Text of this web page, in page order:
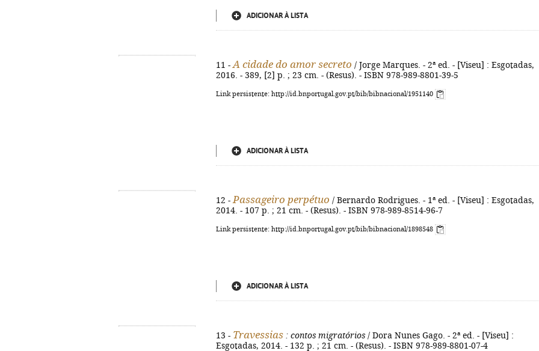
ADICIONAR À LISTA
11 - A cidade do amor secreto / Jorge Marques. - 2ª ed. - [Viseu] : Esgotadas,
2016. - 389, [2] p. ; 23 cm. - (Resus). - ISBN 978-989-8801-39-5
Link persistente: http://id.bnportugal.gov.pt/bib/bibnacional/1951140
ADICIONAR À LISTA
12 - Passageiro perpétuo / Bernardo Rodrigues. - 1ª ed. - [Viseu] : Esgotadas,
2014. - 107 p. ; 21 cm. - (Resus). - ISBN 978-989-8514-96-7
Link persistente: http://id.bnportugal.gov.pt/bib/bibnacional/1898548
ADICIONAR À LISTA
13 - Travessias : contos migratórios / Dora Nunes Gago. - 2ª ed. - [Viseu] :
Esgotadas, 2014. - 132 p. ; 21 cm. - (Resus). - ISBN 978-989-8801-07-4